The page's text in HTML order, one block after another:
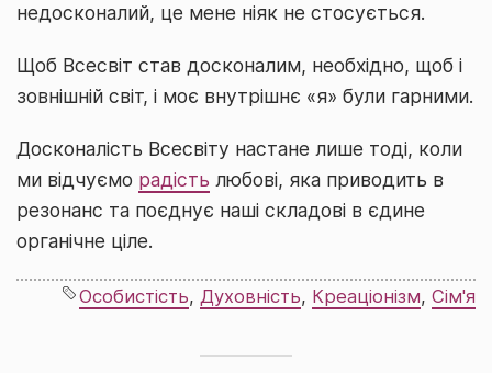
недосконалий, це мене ніяк не стосується.
Щоб Всесвіт став досконалим, необхідно, щоб і
зовнішній світ, і моє внутрішнє «я» були гарними.
Досконалість Всесвіту настане лише тоді, коли
ми відчуємо радість любові, яка приводить в
резонанс та поєднує наші складові в єдине
органічне ціле.
Особистість, Духовність, Креаціонізм, Сім'я